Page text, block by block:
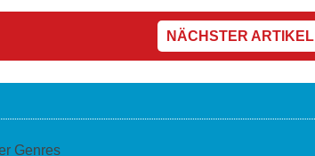
NÄCHSTER ARTIKEL
Genres